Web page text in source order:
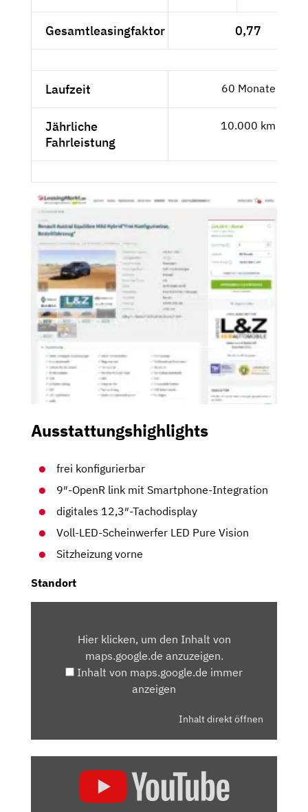
Gesamtleasingfaktor 0,77
Laufzeit 60 Monate
Jährliche
Fahrleistung
10.000 km
Ausstattungshighlights
frei konfigurierbar
9″-OpenR link mit Smartphone-Integration
digitales 12,3″-Tachodisplay
Voll-LED-Scheinwerfer LED Pure Vision
Sitzheizung vorne
Standort
MAPS.GOOGLE.DEHier klicken, um den Inhalt von
maps.google.de anzuzeigen.
Inhalt von maps.google.de immer
anzeigen
Inhalt direkt öffnen